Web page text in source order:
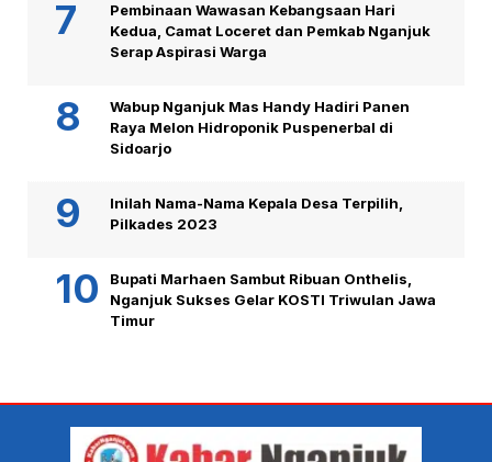
Pembinaan Wawasan Kebangsaan Hari
Kedua, Camat Loceret dan Pemkab Nganjuk
Serap Aspirasi Warga
Wabup Nganjuk Mas Handy Hadiri Panen
Raya Melon Hidroponik Puspenerbal di
Sidoarjo
Inilah Nama-Nama Kepala Desa Terpilih,
Pilkades 2023
Bupati Marhaen Sambut Ribuan Onthelis,
Nganjuk Sukses Gelar KOSTI Triwulan Jawa
Timur